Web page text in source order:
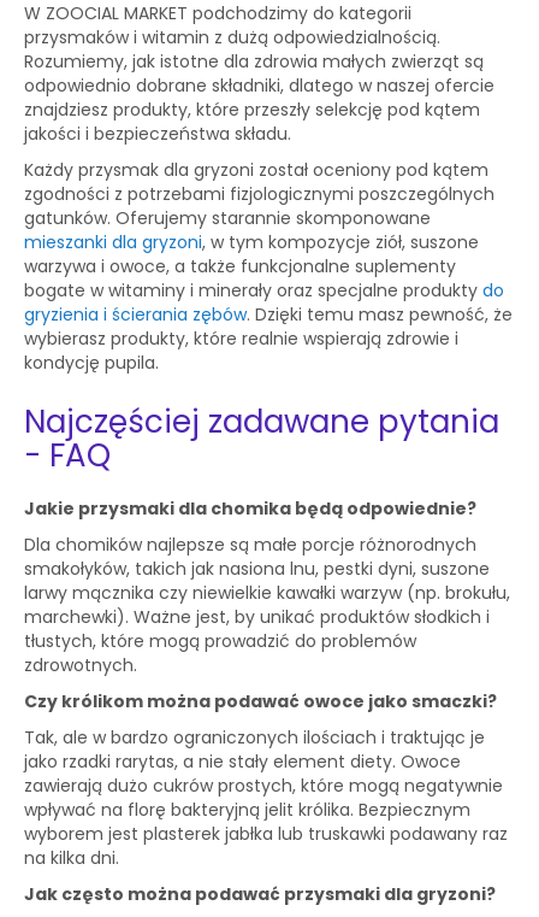
W ZOOCIAL MARKET podchodzimy do kategorii
przysmaków i witamin z dużą odpowiedzialnością.
Rozumiemy, jak istotne dla zdrowia małych zwierząt są
odpowiednio dobrane składniki, dlatego w naszej ofercie
znajdziesz produkty, które przeszły selekcję pod kątem
jakości i bezpieczeństwa składu.
Każdy przysmak dla gryzoni został oceniony pod kątem
zgodności z potrzebami fizjologicznymi poszczególnych
gatunków. Oferujemy starannie skomponowane
mieszanki dla gryzoni, w tym kompozycje ziół, suszone
warzywa i owoce, a także funkcjonalne suplementy
bogate w witaminy i minerały oraz specjalne produkty do
gryzienia i ścierania zębów. Dzięki temu masz pewność, że
wybierasz produkty, które realnie wspierają zdrowie i
kondycję pupila.
Najczęściej zadawane pytania
- FAQ
Jakie przysmaki dla chomika będą odpowiednie?
Dla chomików najlepsze są małe porcje różnorodnych
smakołyków, takich jak nasiona lnu, pestki dyni, suszone
larwy mącznika czy niewielkie kawałki warzyw (np. brokułu,
marchewki). Ważne jest, by unikać produktów słodkich i
tłustych, które mogą prowadzić do problemów
zdrowotnych.
Czy królikom można podawać owoce jako smaczki?
Tak, ale w bardzo ograniczonych ilościach i traktując je
jako rzadki rarytas, a nie stały element diety. Owoce
zawierają dużo cukrów prostych, które mogą negatywnie
wpływać na florę bakteryjną jelit królika. Bezpiecznym
wyborem jest plasterek jabłka lub truskawki podawany raz
na kilka dni.
Jak często można podawać przysmaki dla gryzoni?